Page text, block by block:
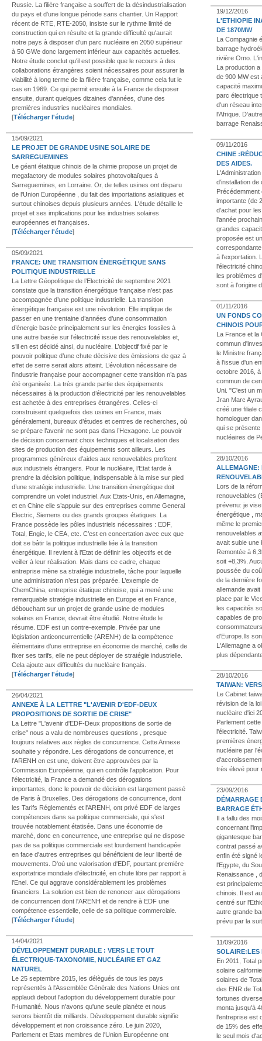
Russie. La filière française a souffert de la désindustrialisation
du pays et d'une longue période sans chantier. Un Rapport
récent de RTE, RTE-2050, insiste sur le rythme limité de
construction qui en résulte et la grande difficulté qu'aurait
notre pays à disposer d'un parc nucléaire en 2050 supérieur
à 50 GWe donc largement inférieur aux capacités actuelles.
Notre étude conclut qu'il est possible que le recours à des
collaborations étrangères soient nécessaires pour assurer la
viabilité à long terme de la filière française, comme cela fut le
cas en 1969. Ce qui permit ensuite à la France de disposer
ensuite, durant quelques dizaines d'années, d'une des
premières industries nucléaires mondiales.
[Télécharger l'étude]
15/09/2021
LE PROJET DE GRANDE USINE SOLAIRE DE
SARREGUEMINES
Le géant étatique chinois de la chimie propose un projet de
megafactory de modules solaires photovoltaïques à
Sarreguemines, en Lorraine. Or, de telles usines ont disparu
de l'Union Européenne , du fait des importations asiatiques et
surtout chinoises depuis plusieurs années. L'étude détaille le
projet et ses implications pour les industries solaires
européennes et françaises.
[Télécharger l'étude]
05/09/2021
FRANCE: UNE TRANSITION ÉNERGÉTIQUE SANS
POLITIQUE INDUSTRIELLE
La Lettre Géopolitique de l’Electricité de septembre 2021
constate que la transition énergétique française n’est pas
accompagnée d’une politique industrielle. La transition
énergétique française est une révolution. Elle implique de
passer en une trentaine d’années d’une consommation
d’énergie basée principalement sur les énergies fossiles à
une autre basée sur l’électricité issue des renouvelables et,
s’il en est décidé ainsi, du nucléaire. L’objectif fixé par le
pouvoir politique d’une chute décisive des émissions de gaz à
effet de serre serait alors atteint. L’évolution nécessaire de
l’industrie française pour accompagner cette transition n’a pas
été organisée. La très grande partie des équipements
nécessaires à la production d’électricité par les renouvelables
est achetée à des entreprises étrangères. Celles-ci
construisent quelquefois des usines en France, mais
généralement, bureaux d’études et centres de recherches, où
se prépare l’avenir ne sont pas dans l’Hexagone. Le pouvoir
de décision concernant choix techniques et localisation des
sites de production des équipements sont ailleurs. Les
programmes généreux d’aides aux renouvelables profitent
aux industriels étrangers. Pour le nucléaire, l’Etat tarde à
prendre la décision politique, indispensable à la mise sur pied
d’une stratégie industrielle. Une transition énergétique doit
comprendre un volet industriel. Aux Etats-Unis, en Allemagne,
et en Chine elle s’appuie sur des entreprises comme General
Electric, Siemens ou des grands groupes étatiques. La
France possède les pôles industriels nécessaires : EDF,
Total, Engie, le CEA, etc. C’est en concertation avec eux que
doit se bâtir la politique industrielle liée à la transition
énergétique. Il revient à l’Etat de définir les objectifs et de
veiller à leur réalisation. Mais dans ce cadre, chaque
entreprise mène sa stratégie industrielle, tâche pour laquelle
une administration n’est pas préparée. L’exemple de
ChemChina, entreprise étatique chinoise, qui a mené une
remarquable stratégie industrielle en Europe et en France,
débouchant sur un projet de grande usine de modules
solaires en France, devrait être étudié. Notre étude le
résume. EDF est un contre-exemple. Privée par une
législation anticoncurrentielle (ARENH) de la compétence
élémentaire d’une entreprise en économie de marché, celle de
fixer ses tarifs, elle ne peut déployer de stratégie industrielle.
Cela ajoute aux difficultés du nucléaire français.
[Télécharger l'étude]
26/04/2021
ANNEXE À LA LETTRE "L'AVENIR D'EDF-DEUX
PROPOSITIONS DE SORTIE DE CRISE"
La Lettre "L'avenir d'EDF-Deux propositions de sortie de
crise" nous a valu de nombreuses questions , presque
toujours relatives aux règles de concurrence. Cette Annexe
souhaite y répondre. Les dérogations de concurrence, et
l'ARENH en est une, doivent être approuvées par la
Commission Européenne, qui en contrôle l'application. Pour
l'électricité, la France a demandé des dérogations
importantes, donc le pouvoir de décision est largement passé
de Paris à Bruxelles. Des dérogations de concurrence, dont
les Tarifs Réglementés et l'ARENH, ont privé EDF de larges
compétences dans sa politique commerciale, qui s'est
trouvée notablement étatisée. Dans une économie de
marché, donc en concurrence, une entreprise qui ne dispose
pas de sa politique commerciale est lourdement handicapée
en face d'autres entreprises qui bénéficient de leur liberté de
mouvements. D'où une valorisation d'EDF, pourtant première
exportatrice mondiale d'électricité, en chute libre par rapport à
l'Enel. Ce qui aggrave considérablement les problèmes
financiers. La solution est bien de renoncer aux dérogations
de concurrencen dont l'ARENH et de rendre à EDF une
compétence essentielle, celle de sa politique commerciale.
[Télécharger l'étude]
14/04/2021
DÉVELOPPEMENT DURABLE : VERS LE TOUT
ÉLECTRIQUE-TAXONOMIE, NUCLÉAIRE ET GAZ
NATUREL
Le 25 septembre 2015, les délègués de tous les pays
représentés à l'Assemblée Générale des Nations Unies ont
applaudi debout l'adoption du développement durable pour
l'Humanité. Nous n'avons qu'une seule planète et nous
serons bientôt dix milliards. Développement durable signifie
développement et non croissance zéro. Le juin 2020,
Parlement et Etats membres de l'Union Européenne ont
19/12/2016
L'ETHIOPIE
DE 1870MW
La Compagnie
barrage
rivière Omo.
La production
de 900 MW est
capacité
parc électrique
d'un réseau
l'Afrique.
barrage
09/11/2016
CHINE
DES AIDES.
d'installation de
Précédemment
importante (de
d'achat pour
l'année
grandes
proposée est
à l'exportation.
l'électricité
les problèmes
sont à l'origine
01/11/2016
UN FONDS
CHINOIS
La France et la
commun
le Ministre
à l'issue d'un
octobre 2016,
commun de
Uni. "C'est un
Jran Marc
créé une filiale
homologuer
qui se
nucléaires de
28/10/2016
ALLEMAGNE:
Lors de la
renouvelables
prévenu: je
énergétique ,
même le
renouvelables
avait subie une
Remontée à
soit +8,3%.
poussée du
de la dernière
allemande
place par le
les capacités
capables de
d'Europe.Ils
L'Allemagne a
plus
28/10/2016
TAIWAN:
Le Cabinet
révision de la
nucléaire d'ici
Parlement
l'électricité.
premières
nucléaire par
très élevé pour
23/09/2016
DÉMARRAGE
BARRAGE
Il a fallu des
concernant
gigantesque
contrat passé
enfin été signé
l'Egypte, du
Renaissance ,
est
chinois. Il est
centré sur
autre grande
prévu par la
11/09/2016
SOLAIRE:LES
En 2011, Total
solaire
solaires de
des ENR de
fortunes
monta jusqu'à
l'entreprise est
de 15% des
le seul mois